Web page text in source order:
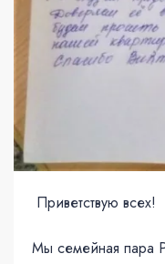
Приветствую всех!
Мы семейная пара